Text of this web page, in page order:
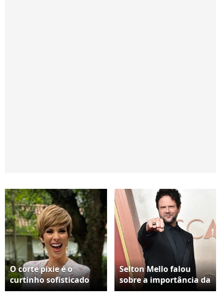
O corte pixie é o
curtinho sofisticado
que valoriza os traços
Selton Mello falou
sobre a importância da
terapia em sua vida